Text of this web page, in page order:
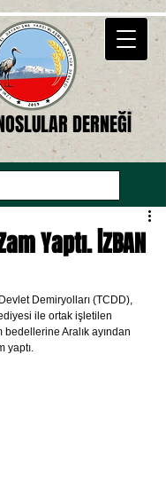
DERNEĞİ
Yaptı. İZBAN
Demiryolları (TCDD),
ile ortak işletilen
bedellerine Aralık ayından
yaptı.